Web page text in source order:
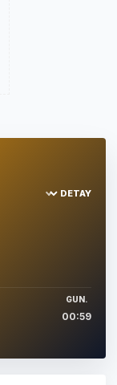
DETAY
GUN.
00:59